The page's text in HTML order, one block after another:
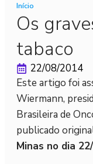
Início
Os
tabaco
22/08/2014
Este artigo foi
Wiermann,
Brasileira de
publicado
Minas no dia